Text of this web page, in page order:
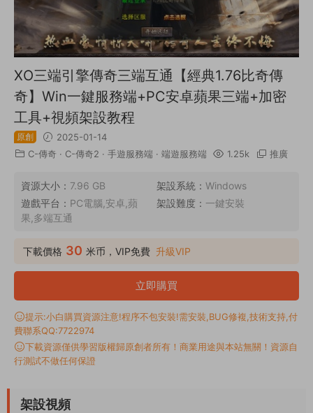
XO三端引擎傳奇三端互通【經典1.76比奇傳
奇】Win一鍵服務端+PC安卓蘋果三端+加密
工具+視頻架設教程
原創
2025-01-14
C-傳奇 · C-傳奇2 · 手遊服務端 · 端遊服務端 1.25k 推廣
資源大小： 7.96 GB 架設系統： Windows
遊戲平台： PC電腦,安卓,蘋
果,多端互通
架設難度： 一鍵安裝
下載價格 30 米币，VIP免費 升級VIP
立即購買
提示:小白購買資源注意!程序不包安裝!需安裝,BUG修複,技術支持,付
費聯系QQ:7722974
下載資源僅供學習版權歸原創者所有！商業用途與本站無關！資源自
行測試不做任何保證
架設視頻